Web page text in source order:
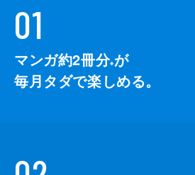
01
マンガ約2冊分※が
毎月タダで楽しめる。